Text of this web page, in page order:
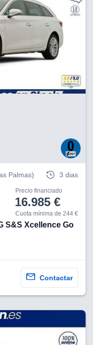
Palmas) 3 dias
Precio financiado
16.985 €
Cuota mínima de 244 €
S&S Xcellence Go
Contactar